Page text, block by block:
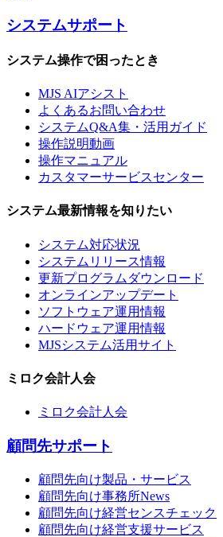
システムサポート
システム操作で困ったとき
MJS AIアシスト
よくあるお問い合わせ
システムQ&A集・活用ガイド
操作説明動画
操作マニュアル
カスタマーサービスセンター
システム最新情報を知りたい
システム対応状況
システムリリース情報
更新プログラムダウンロード
オンラインアップデート
ソフトウェア運用情報
ハードウェア運用情報
MJSシステム活用サイト
ミロク会計人会
ミロク会計人会
顧問先サポート
顧問先向け製品・サービス
顧問先向け事務所News
顧問先向け経営センスチェック
顧問先向け経営支援サービス